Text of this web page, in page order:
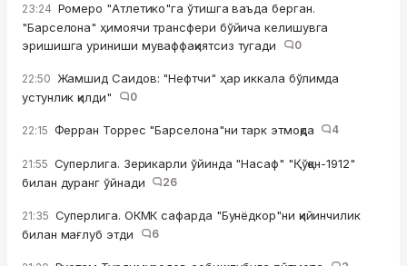
23:24 Ромеро "Атлетико"га ўтишга ваъда берган.
"Барселона" ҳимоячи трансфери бўйича келишувга
эришишга уриниши муваффақиятсиз тугади
0
22:50 Жамшид Саидов: "Нефтчи" ҳар иккала бўлимда
устунлик қилди"
0
22:15 Ферран Торрес "Барселона"ни тарк этмоқда 4
21:55 Суперлига. Зерикарли ўйинда "Насаф" "Қўқон-1912"
билан дуранг ўйнади
26
21:35 Суперлига. ОКМК сафарда "Бунёдкор"ни қийинчилик
билан мағлуб этди
6